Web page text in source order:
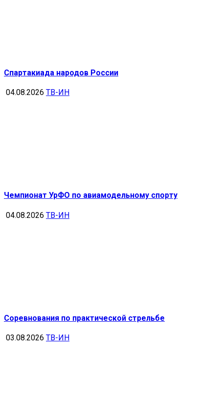
Спартакиада народов России
04.08.2026 ТВ-ИН
Чемпионат УрФО по авиамодельному спорту
04.08.2026 ТВ-ИН
Соревнования по практической стрельбе
03.08.2026 ТВ-ИН